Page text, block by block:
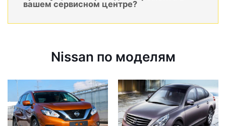
вашем сервисном центре?
Nissan по моделям